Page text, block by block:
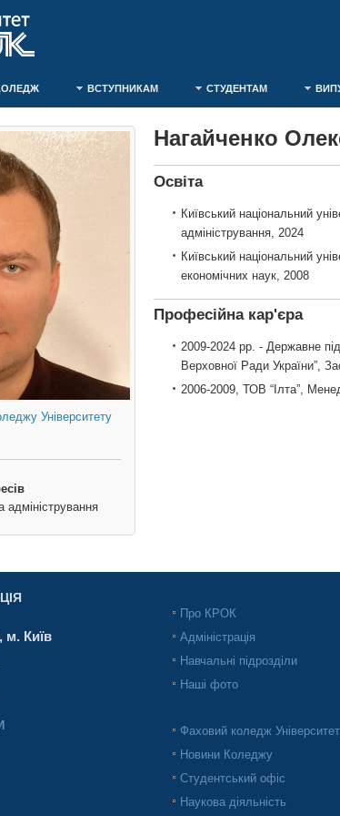
ВСТУПНИКАМ СТУДЕНТАМ
Університету
адміністрування
Нагайченко
Освіта
Київський національний
адміністрування, 2024
Київський національний
економічних наук, 2008
Професійна кар'єра
2009-2024 рр. - Державне
Верховної Ради України”,
2006-2009, ТОВ “Ілта”,
м. Київ
Про КРОК
Адміністрація
Навчальні підрозділи
Наші фото
Фаховий коледж
Новини Коледжу
Студентський офіс
Наукова діяльність